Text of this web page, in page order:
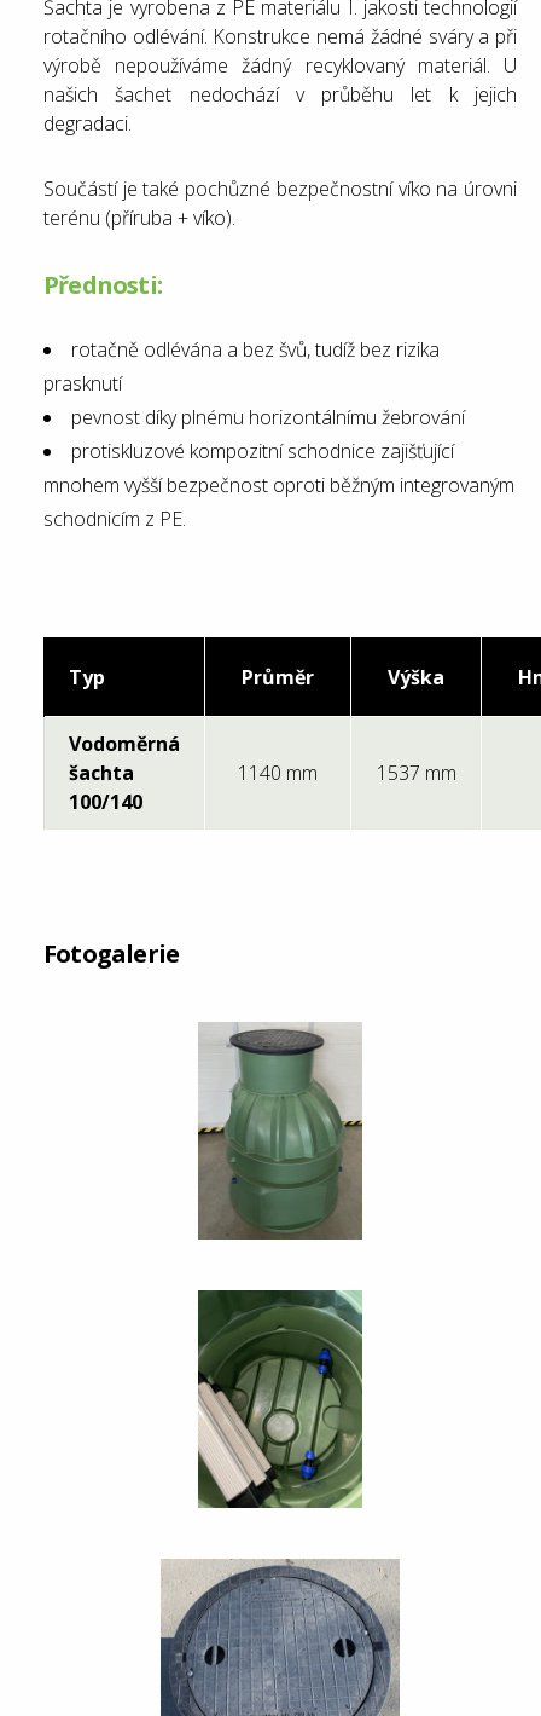
Šachta je vyrobena z PE materiálu I. jakosti technologií
rotačního odlévání. Konstrukce nemá žádné sváry a při
výrobě nepoužíváme žádný recyklovaný materiál. U
našich šachet nedochází v průběhu let k jejich
degradaci.
Součástí je také pochůzné bezpečnostní víko na úrovni
terénu (příruba + víko).
Přednosti:
rotačně odlévána a bez švů, tudíž bez rizika
prasknutí
pevnost díky plnému horizontálnímu žebrování
protiskluzové kompozitní schodnice zajišťující
mnohem vyšší bezpečnost oproti běžným integrovaným
schodnicím z PE.
Typ Průměr Výška
Vodoměrná
šachta
100/140
1140 mm 1537 mm
Fotogalerie